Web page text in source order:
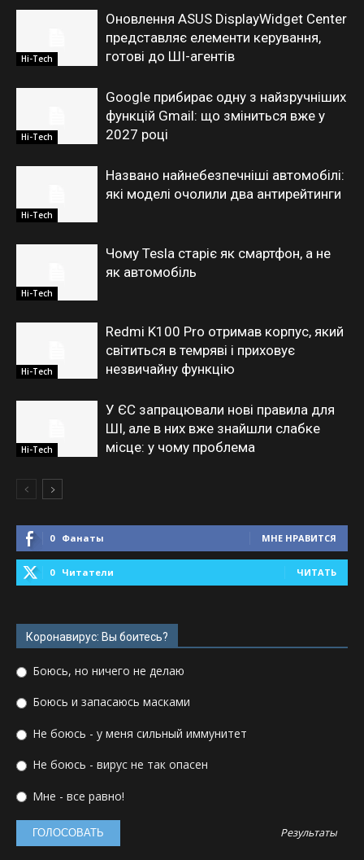
Hi-Tech
Оновлення ASUS DisplayWidget Center
представляє елементи керування,
готові до ШІ-агентів
Hi-Tech
Google прибирає одну з найзручніших
функцій Gmail: що зміниться вже у
2027 році
Hi-Tech
Названо найнебезпечніші автомобілі:
які моделі очолили два антирейтинги
Hi-Tech
Чому Tesla старіє як смартфон, а не
як автомобіль
Hi-Tech
Redmi K100 Pro отримав корпус, який
світиться в темряві і приховує
незвичайну функцію
Hi-Tech
У ЄС запрацювали нові правила для
ШІ, але в них вже знайшли слабке
місце: у чому проблема
0 Фанаты МНЕ НРАВИТСЯ
0 Читатели ЧИТАТЬ
Коронавирус: Вы боитесь?
Боюсь, но ничего не делаю
Боюсь и запасаюсь масками
Не боюсь - у меня сильный иммунитет
Не боюсь - вирус не так опасен
Мне - все равно!
Результаты